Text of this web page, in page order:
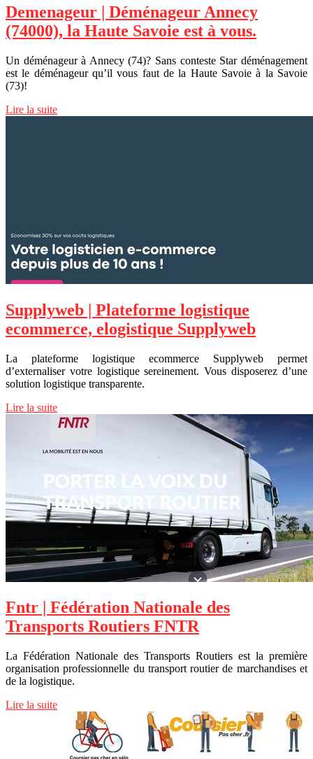
Demenageur | Déménageur Annecy
(74000), la Haute Savoie est à vous.
Un déménageur à Annecy (74)? Sans conteste Star déménagement
est le déménageur qu’il vous faut de la Haute Savoie à la Savoie
(73)!
Lire la suite
Supplyweb | Plateforme logistique
ecommerce, elogistique Supplyweb
La plateforme logistique ecommerce Supplyweb permet
d’externaliser votre logistique sereinement. Vous disposerez d’une
solution logistique transparente.
Lire la suite
Fntr | Fédération Nationale des
Transports Routiers FNTR
La Fédération Nationale des Transports Routiers est la première
organisation professionnelle du transport routier de marchandises et
de la logistique.
Lire la suite